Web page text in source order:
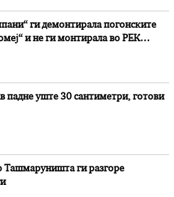
ги демонтирала погонските
и не ги монтирала во РЕК
падне уште 30 сантиметри, готови
Ташмаруништa ги разгоре